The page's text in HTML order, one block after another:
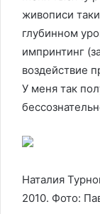
живописи
глубинном
импринтинг
воздействие
У меня так
Наталия
2010. Фото: